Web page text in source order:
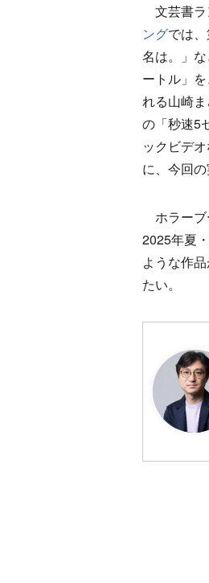
文芸書ラ
ングでは
名は。」
ートル」
れる山崎
の「秒速5
ックビデ
に、今回
ホラーブ
2025年夏
ような作
たい。